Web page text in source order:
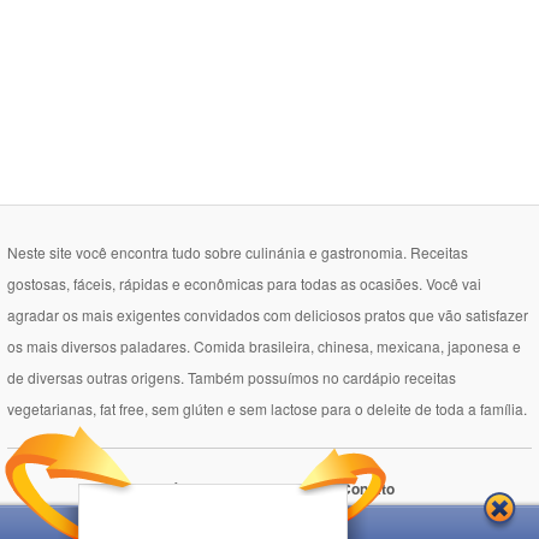
Neste site você encontra tudo sobre culinánia e gastronomia. Receitas
gostosas, fáceis, rápidas e econômicas para todas as ocasiões. Você vai
agradar os mais exigentes convidados com deliciosos pratos que vão satisfazer
os mais diversos paladares. Comida brasileira, chinesa, mexicana, japonesa e
de diversas outras origens. Também possuímos no cardápio receitas
vegetarianas, fat free, sem glúten e sem lactose para o deleite de toda a família.
Política de Privacidade Contato